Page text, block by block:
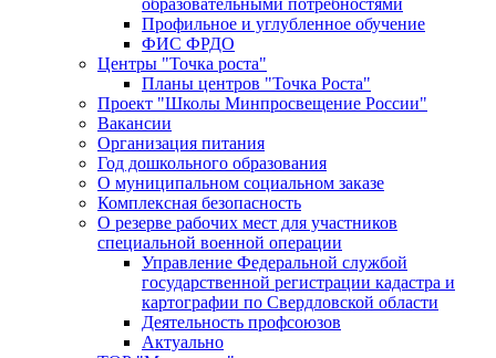
образовательными потребностями
Профильное и углубленное обучение
ФИС ФРДО
Центры "Точка роста"
Планы центров "Точка Роста"
Проект "Школы Минпросвещение России"
Вакансии
Организация питания
Год дошкольного образования
О муниципальном социальном заказе
Комплексная безопасность
О резерве рабочих мест для участников
специальной военной операции
Управление Федеральной службой
государственной регистрации кадастра и
картографии по Свердловской области
Деятельность профсоюзов
Актуально